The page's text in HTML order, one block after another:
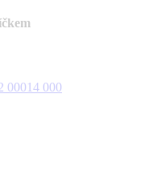
00014 000